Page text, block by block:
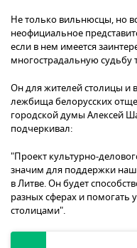
Не только вильнюсцы, но
неофициальное
если в нем имеется
многострадальную
Он для жителей столицы и
лежбища белорусских
городской думы Алексей
подчеркивал:
"Проект культурно-
значим для поддержки
в Литве. Он будет
разных сферах и
столицами".